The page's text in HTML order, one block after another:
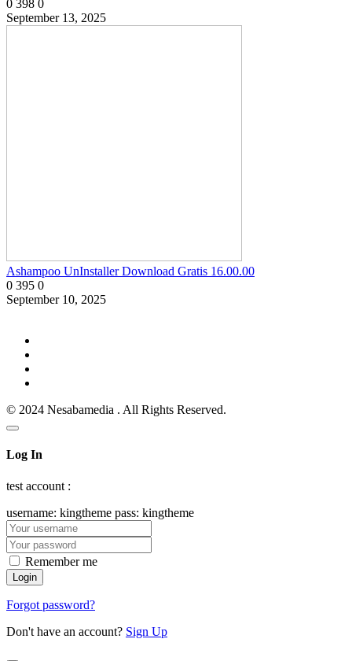
0 398 0
September 13, 2025
Ashampoo UnInstaller Download Gratis 16.00.00
0 395 0
September 10, 2025
© 2024 Nesabamedia . All Rights Reserved.
Log In
test account :
username: kingtheme pass: kingtheme
Remember me
Forgot password?
Don't have an account? Sign Up